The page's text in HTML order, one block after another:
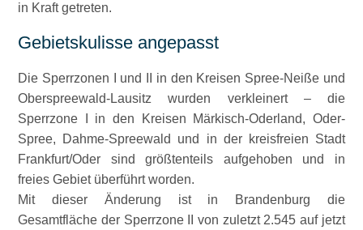
in Kraft getreten.
Gebietskulisse angepasst
Die Sperrzonen I und II in den Kreisen Spree-Neiße und
Oberspreewald-Lausitz wurden verkleinert – die
Sperrzone I in den Kreisen Märkisch-Oderland, Oder-
Spree, Dahme-Spreewald und in der kreisfreien Stadt
Frankfurt/Oder sind größtenteils aufgehoben und in
freies Gebiet überführt worden.
Mit dieser Änderung ist in Brandenburg die
Gesamtfläche der Sperrzone II von zuletzt 2.545 auf jetzt